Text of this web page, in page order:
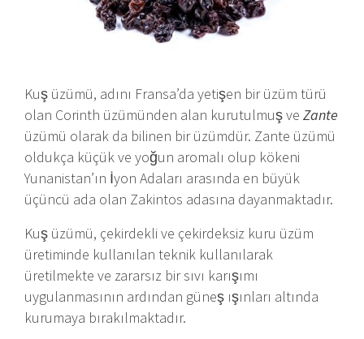
Kuş üzümü, adını Fransa’da yetişen bir üzüm türü
olan Corinth üzümünden alan kurutulmuş ve Zante
üzümü olarak da bilinen bir üzümdür. Zante üzümü
oldukça küçük ve yoğun aromalı olup kökeni
Yunanistan’ın İyon Adaları arasında en büyük
üçüncü ada olan Zakintos adasına dayanmaktadır.
Kuş üzümü, çekirdekli ve çekirdeksiz kuru üzüm
üretiminde kullanılan teknik kullanılarak
üretilmekte ve zararsız bir sıvı karışımı
uygulanmasının ardından güneş ışınları altında
kurumaya bırakılmaktadır.